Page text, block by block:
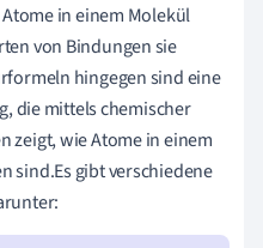
in einem Molekül
von Bindungen sie
hingegen sind eine
die mittels chemischer
zeigt, wie Atome in einem
sind.Es gibt verschiedene